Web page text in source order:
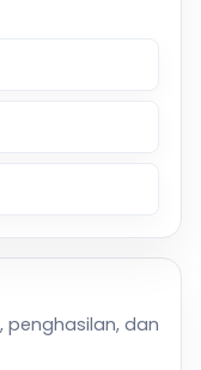
penghasilan, dan